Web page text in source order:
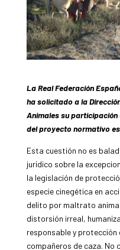
La Real Federación
ha solicitado a la
Animales su
del proyecto normativo
Esta cuestión no es
jurídico sobre la
la legislación de
especie cinegética en
delito por maltrato
distorsión irreal,
responsable y protección
compañeros de caza. No